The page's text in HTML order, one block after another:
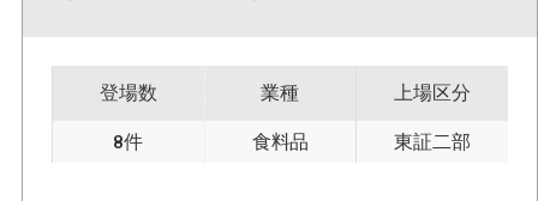
登場数
8件
業種
食料品
上場区分
東証二部